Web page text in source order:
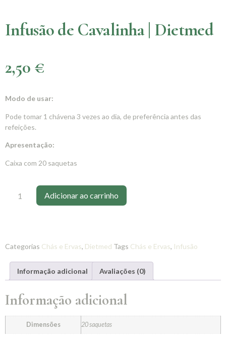
Infusão de Cavalinha | Dietmed
2,50 €
Modo de usar:
Pode tomar 1 chávena 3 vezes ao dia, de preferência antes das
refeições.
Apresentação:
Caixa com 20 saquetas
Adicionar ao carrinho
Categorias Chás e Ervas, Dietmed Tags Chás e Ervas, Infusão
Informação adicional Avaliações (0)
Informação adicional
Dimensões 20 saquetas